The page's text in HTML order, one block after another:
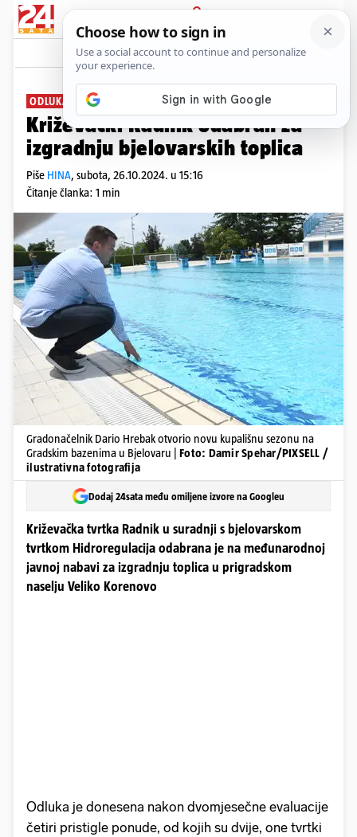
PRIJAVA
News Komentari
ODLUKA
Križevački Radnik odabran za
izgradnju bjelovarskih toplica
Piše HINA, subota, 26.10.2024. u 15:16
Čitanje članka: 1 min
Gradonačelnik Dario Hrebak otvorio novu kupališnu sezonu na
Gradskim bazenima u Bjelovaru | Foto: Damir Spehar/PIXSELL /
ilustrativna fotografija
Dodaj 24sata među omiljene izvore na Googleu
Križevačka tvrtka Radnik u suradnji s bjelovarskom
tvrtkom Hidroregulacija odabrana je na međunarodnoj
javnoj nabavi za izgradnju toplica u prigradskom
naselju Veliko Korenovo
Odluka je donesena nakon dvomjesečne evaluacije
četiri pristigle ponude, od kojih su dvije, one tvrtki